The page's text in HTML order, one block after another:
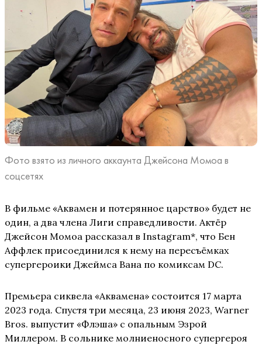
Фото взято из личного аккаунта Джейсона Момоа в
соцсетях
В фильме «Аквамен и потерянное царство» будет не
один, а два члена Лиги справедливости. Актёр
Джейсон Момоа рассказал в Instagram*, что Бен
Аффлек присоединился к нему на пересъёмках
супергероики Джеймса Вана по комиксам DC.
Премьера сиквела «Аквамена» состоится 17 марта
2023 года. Спустя три месяца, 23 июня 2023, Warner
Bros. выпустит «Флэша» с опальным Эзрой
Миллером. В сольнике молниеносного супергероя